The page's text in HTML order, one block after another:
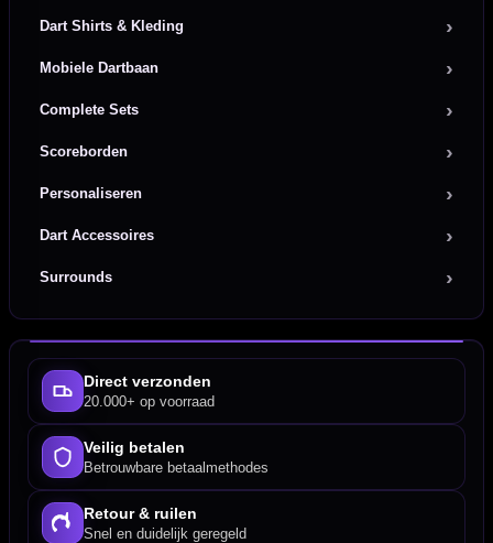
Dart Shirts & Kleding
Mobiele Dartbaan
Complete Sets
Scoreborden
Personaliseren
Dart Accessoires
Surrounds
Direct verzonden
20.000+ op voorraad
Veilig betalen
Betrouwbare betaalmethodes
Retour & ruilen
Snel en duidelijk geregeld